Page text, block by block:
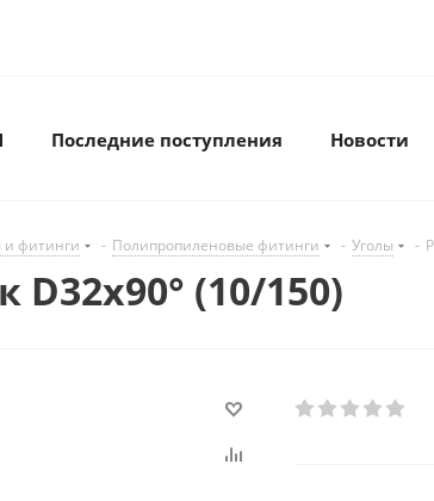
Последние поступления Новости
и фитинги - Полипропиленовые фитинги - Уголы -
D32х90° (10/150)